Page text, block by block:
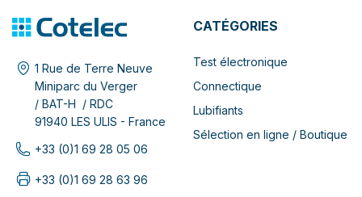
1 Rue de Terre Neuve
Miniparc du Verger
/ BAT-H / RDC
91940 LES ULIS - France
+33 (0)1 69 28 05 06
+33 (0)1 69 28 63 96
CATÉGORIES
Test électronique
Connectique
Lubifiants
Sélection en ligne / Boutique